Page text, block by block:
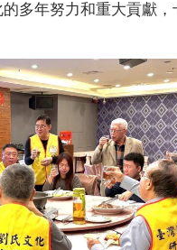
多年努力和重大貢獻